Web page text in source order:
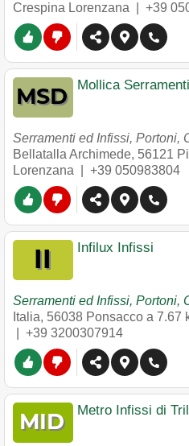
Crespina Lorenzana | +39
Mollica
Serramenti ed Infissi, Portoni,
Bellatalla Archimede, 56121
Lorenzana | +39 050983804
Infilux Infissi
Serramenti ed Infissi, Portoni,
Italia, 56038 Ponsacco a 7.67
+39 3200307914
Metro Infissi di